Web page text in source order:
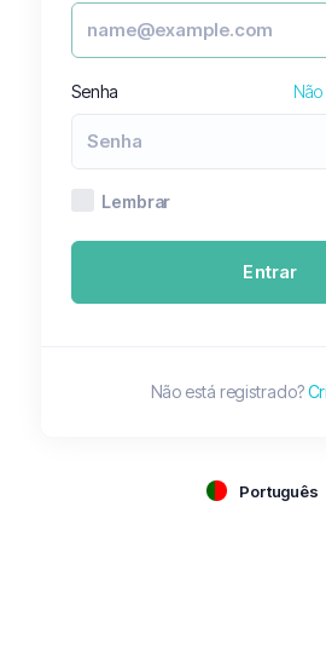
Senha
Lembrar
Entrar
Não está registrado?
Português